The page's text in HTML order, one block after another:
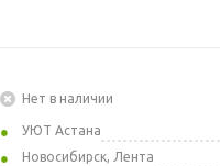
Нет в наличии
УЮТ Астана
Новосибирск, Лента